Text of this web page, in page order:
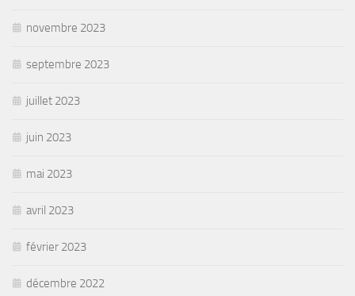
novembre 2023
septembre 2023
juillet 2023
juin 2023
mai 2023
avril 2023
février 2023
décembre 2022